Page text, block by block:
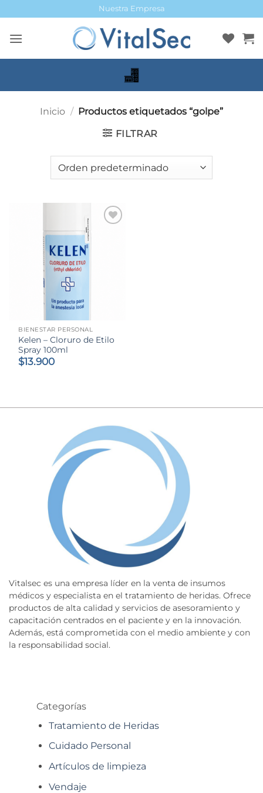
al
contenido
Nuestra Empresa
Inicio / Productos etiquetados “golpe”
FILTRAR
BIENESTAR PERSONAL
Kelen – Cloruro de Etilo
Spray 100ml
$13.900
Vitalsec es una empresa líder en la venta de insumos
médicos y especialista en el tratamiento de heridas. Ofrece
productos de alta calidad y servicios de asesoramiento y
capacitación centrados en el paciente y en la innovación.
Además, está comprometida con el medio ambiente y con
la responsabilidad social.
Categorías
Tratamiento de Heridas
Cuidado Personal
Artículos de limpieza
Vendaje